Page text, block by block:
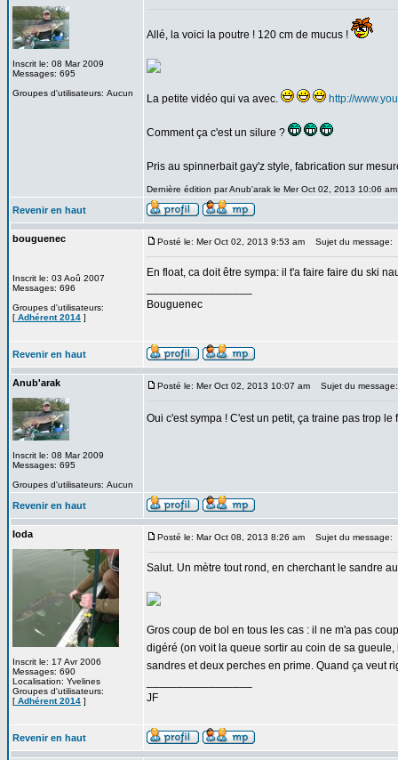
Inscrit le: 08 Mar 2009
Messages: 695
Groupes d'utilisateurs: Aucun
Allé, la voici la poutre ! 120 cm de mucus !
La petite vidéo qui va avec. http://
Comment ça c'est un silure ?
Pris au spinnerbait gay'z style, fabrication sur
Dernière édition par Anub'arak le Mer Oct 02, 2013 10:06
Revenir en haut
bouguenec
Inscrit le: 03 Aoû 2007
Messages: 696
Groupes d'utilisateurs:
[ Adhérent 2014 ]
Posté le: Mer Oct 02, 2013 9:53 am Sujet du message:
En float, ca doit être sympa: il t'a faire faire du ski
Bouguenec
Revenir en haut
Anub'arak
Inscrit le: 08 Mar 2009
Messages: 695
Groupes d'utilisateurs: Aucun
Posté le: Mer Oct 02, 2013 10:07 am Sujet du message:
Oui c'est sympa ! C'est un petit, ça traine pas trop
Revenir en haut
Ioda
Inscrit le: 17 Avr 2006
Messages: 690
Localisation: Yvelines
Groupes d'utilisateurs:
[ Adhérent 2014 ]
Posté le: Mar Oct 08, 2013 8:26 am Sujet du message:
Salut. Un mètre tout rond, en cherchant le sandre
Gros coup de bol en tous les cas : il ne m'a pas
digéré (on voit la queue sortir au coin de sa
sandres et deux perches en prime. Quand ça veut
JF
Revenir en haut